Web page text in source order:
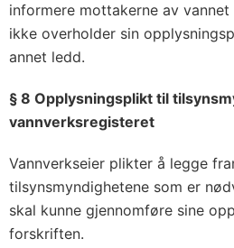
informere mottakerne av
ikke overholder sin
annet ledd.
§ 8 Opplysningsplikt til
vannverksregisteret
Vannverkseier plikter å legge
tilsynsmyndighetene som er
skal kunne gjennomføre sine
forskriften.